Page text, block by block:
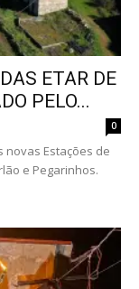
ETAR DE
PELO...
0
novas Estações de
e Pegarinhos.